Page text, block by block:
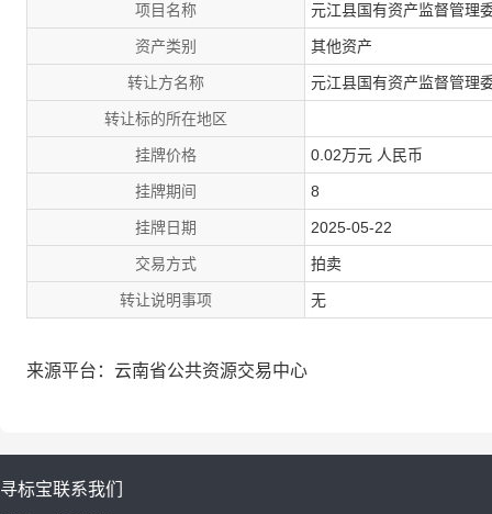
项目名称 元江县国有资产监督管理
资产类别 其他资产
转让方名称 元江县国有资产监督管理
转让标的所在地区
挂牌价格 0.02万元 人民币
挂牌期间 8
挂牌日期 2025-05-22
交易方式 拍卖
转让说明事项 无
来源平台：云南省公共资源交易中心
寻标宝联系我们